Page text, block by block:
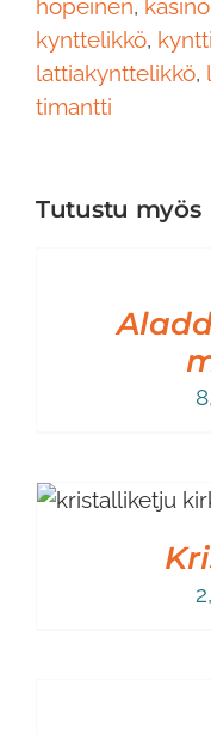
hopeinen, kasino
kynttelikkö,
lattiakynttelikkö,
timantti
Tutustu myös
LISÄTIEDOT